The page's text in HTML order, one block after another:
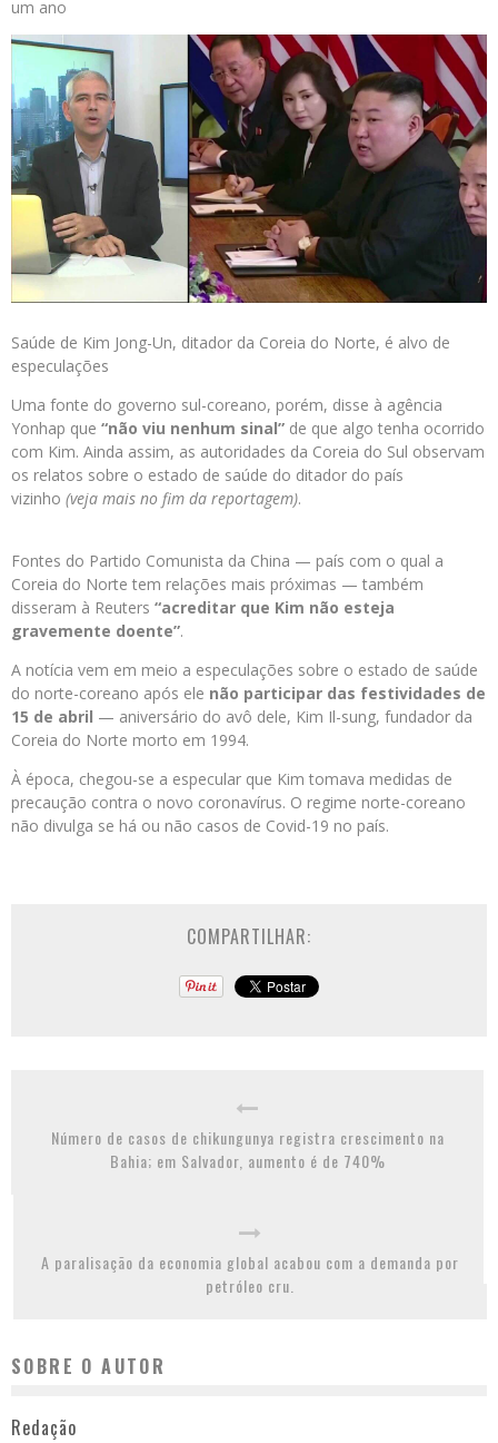
um ano
Saúde de Kim Jong-Un, ditador da Coreia do Norte, é alvo de
especulações
Uma fonte do governo sul-coreano, porém, disse à agência
Yonhap que “não viu nenhum sinal” de que algo tenha ocorrido
com Kim. Ainda assim, as autoridades da Coreia do Sul observam
os relatos sobre o estado de saúde do ditador do país
vizinho (veja mais no fim da reportagem).
Fontes do Partido Comunista da China — país com o qual a
Coreia do Norte tem relações mais próximas — também
disseram à Reuters “acreditar que Kim não esteja
gravemente doente”.
A notícia vem em meio a especulações sobre o estado de saúde
do norte-coreano após ele não participar das festividades de
15 de abril — aniversário do avô dele, Kim Il-sung, fundador da
Coreia do Norte morto em 1994.
À época, chegou-se a especular que Kim tomava medidas de
precaução contra o novo coronavírus. O regime norte-coreano
não divulga se há ou não casos de Covid-19 no país.
COMPARTILHAR:
Número de casos de chikungunya registra crescimento na
Bahia; em Salvador, aumento é de 740%
A paralisação da economia global acabou com a demanda por
petróleo cru.
SOBRE O AUTOR
Redação